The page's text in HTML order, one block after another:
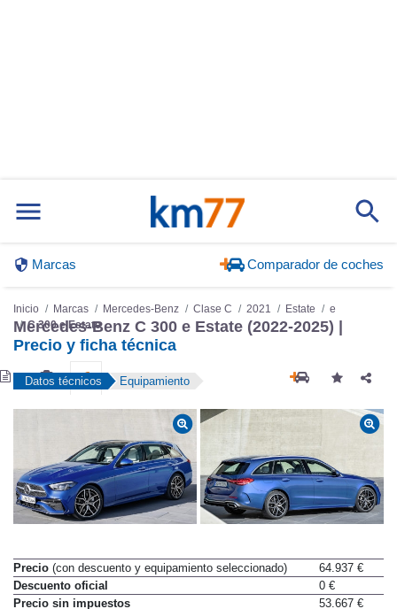
Mercedes-Benz C 300 e Estate (2022-2025) |
Precio y ficha técnica
Precio(con descuento y equipamiento seleccionado)
64.937 €
Descuento oficial
0 €